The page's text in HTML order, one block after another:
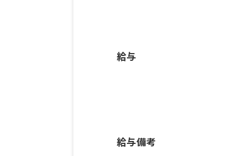
給与
給与備考